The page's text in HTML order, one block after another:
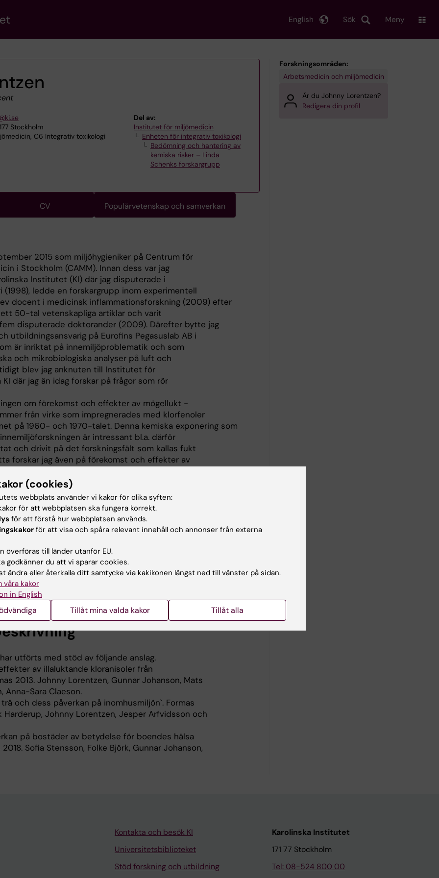
Sök
English Meny
Stockholm
C6 Integrativ toxikologi
Del av:
Institutet för miljömedicin
Enheten för integrativ toxikologi
Bedömning och hantering av
kemiska risker – Linda
Schenks forskargrupp
CV Populärvetenskap och samverkan
2015 som miljöhygieniker på Centrum för
i Stockholm (CAMM). Innan dess var jag
Institutet (KI) där jag disputerade i
(1998), ledde en forskargrupp inom experimentell
docent i medicinsk inflammationsforskning (2009) efter
50-tal vetenskapliga artiklar och varit
disputerade doktorander (2009). Därefter bytte jag
utbildningsansvarig på Eurofins Pegasuslab AB i
är inriktat på innemiljöproblematik och som
och mikrobiologiska analyser på luft och
blev jag anknuten till Institutet för
där jag än idag forskar på frågor som rör
om förekomst och effekter av mögellukt -
från virke som impregnerades med klorfenoler
på 1960- och 1970-talet. Denna kemiska exponering som
är intressant bl.a. därför
och drivit på det forskningsfält som kallas fukt
forskar jag även på förekomst och effekter av
framförallt om miljömedicinska uppgifter,
exponeringsutredningar och kunskapsstöd till bl.a.
2014-2016. Lorentzen et al., ´Chloroanisoles may
represent a major indoor environment problem in Sweden`
218).
College of Rheumatology 2006 (Washington DC, USA).
complex encoding C-type lectin-like receptors
in both rats and humans` (ACR abstract #655).
inflammationsforskning. KI.
immunologi. KI.
utförts med stöd av följande anslag.
av illaluktande kloranisoler från
2013. Johnny Lorentzen, Gunnar Johanson, Mats
Anna-Sara Claeson.
och dess påverkan på inomhusmiljön`. Formas
Harderup, Johnny Lorentzen, Jesper Arfvidsson och
på bostäder av betydelse för boendes hälsa
Sofia Stensson, Folke Björk, Gunnar Johanson,
Forskningsområden:
Arbetsmedicin och miljömedicin
Är du Johnny Lorentzen?
Redigera din profil
Kontakta och besök KI
Universitetsbiblioteket
Stöd forskning och utbildning
Karolinska Institutet
171 77 Stockholm
Tel: 08-524 800 00
(cookies)
webbplats använder vi kakor för olika syften:
för att webbplatsen ska fungera korrekt.
för att förstå hur webbplatsen används.
för att visa och spåra relevant innehåll och annonser från externa
överföras till länder utanför EU.
godkänner du att vi sparar cookies.
ändra eller återkalla ditt samtycke via kakikonen längst ned till vänster på sidan.
våra kakor
in English
Tillåt mina valda kakor Tillåt alla